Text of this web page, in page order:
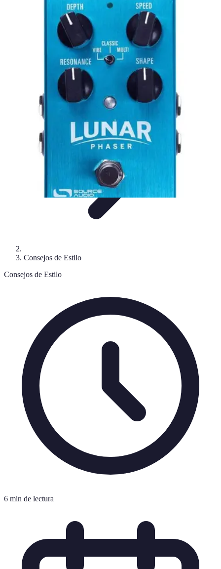
Consejos de Estilo
Guía de
Tendencias
Estilo Para Todos
Consejos de Estilo
Consejos de Estilo
6 min de lectura